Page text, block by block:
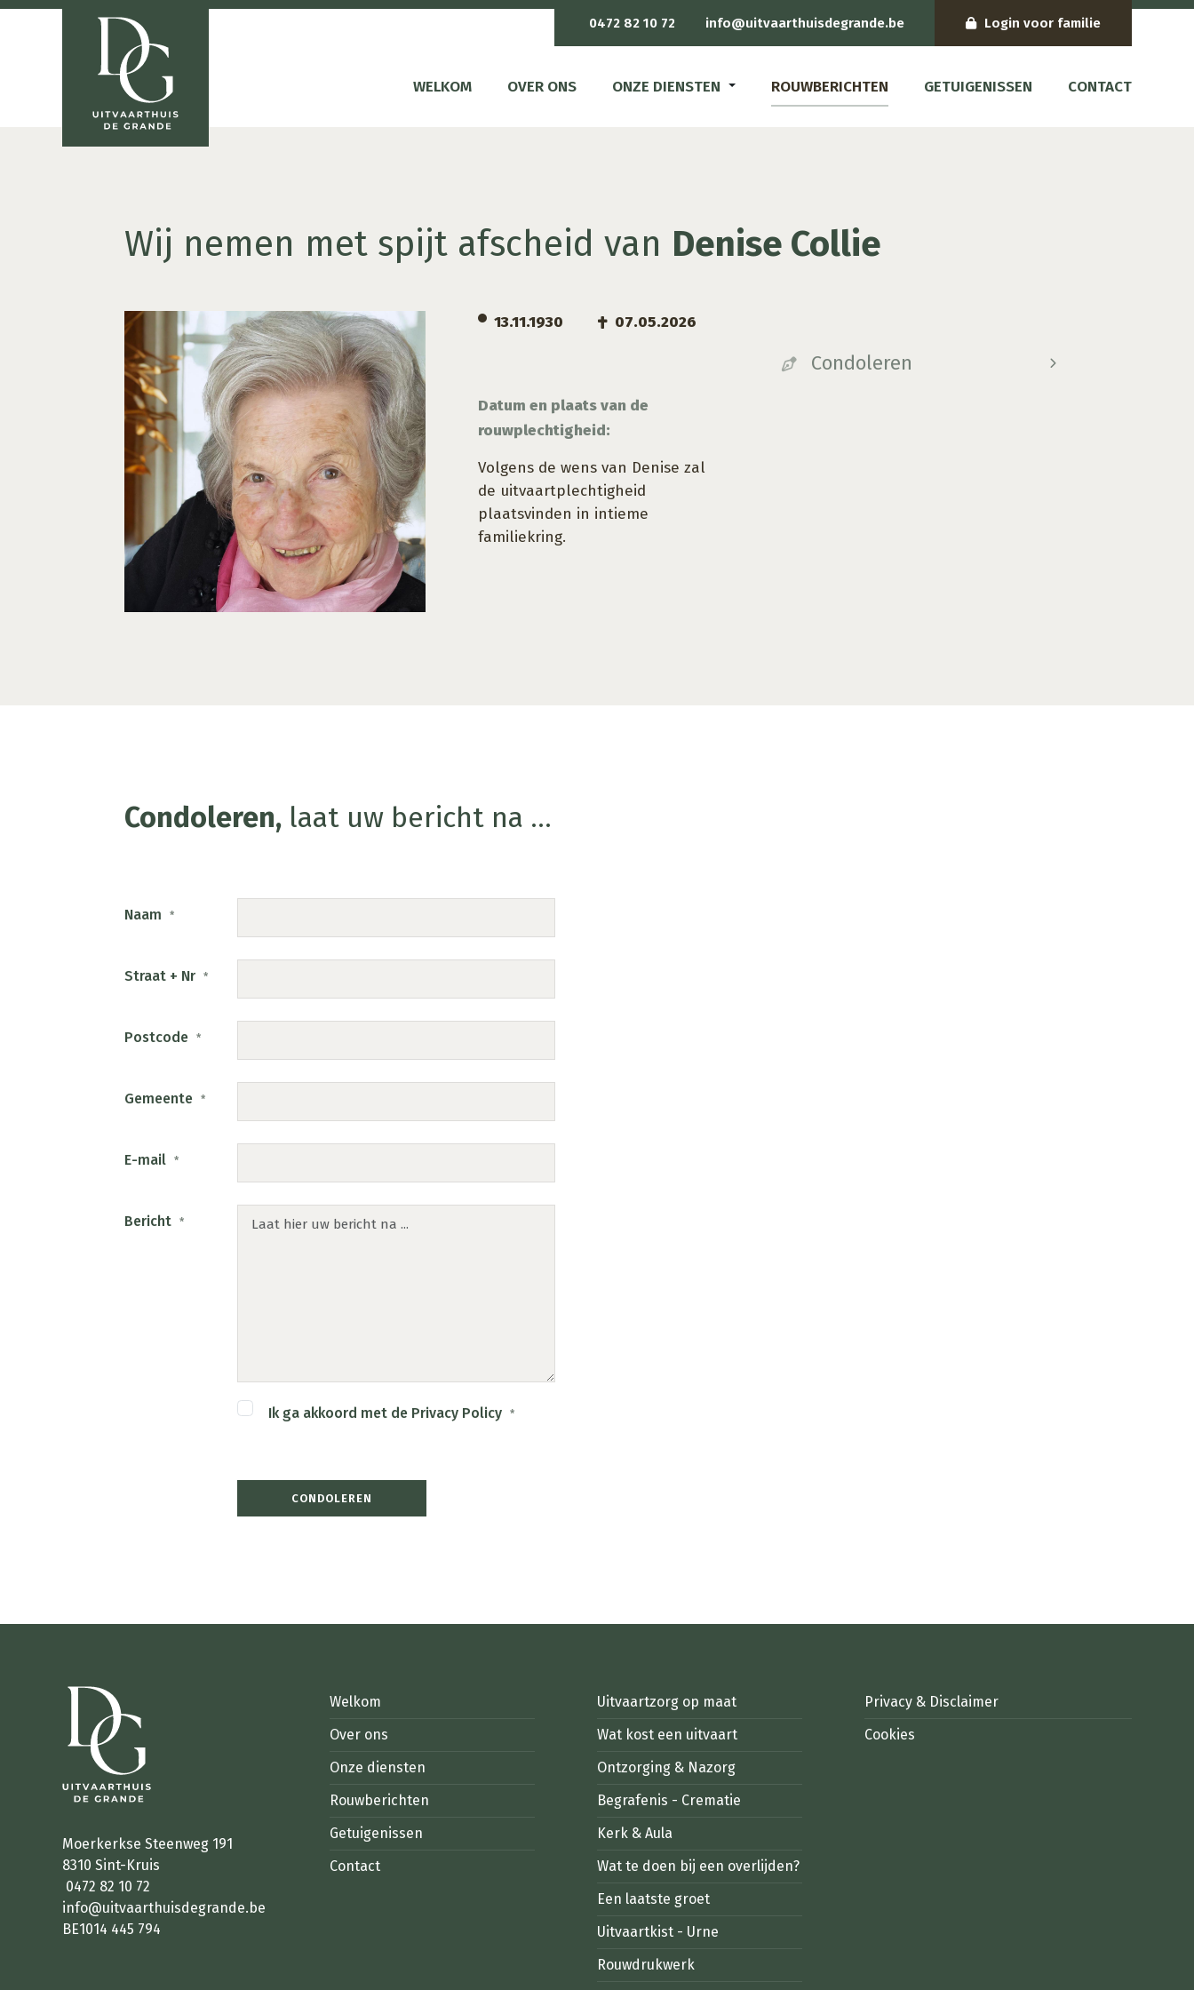
0472 82 10 72 info@uitvaarthuisdegrande.be Login voor familie
WELKOM OVER ONS ONZE DIENSTEN ROUWBERICHTEN GETUIGENISSEN CONTACT
Wij nemen met spijt afscheid van Denise Collie
13.11.1930 07.05.2026
Datum en plaats van de
rouwplechtigheid:
Volgens de wens van Denise zal
de uitvaartplechtigheid
plaatsvinden in intieme
familiekring.
Condoleren
Condoleren, laat uw bericht na ...
Naam *
Straat + Nr *
Postcode *
Gemeente *
E-mail *
Bericht *
Ik ga akkoord met de Privacy Policy *
Moerkerkse Steenweg 191
8310 Sint-Kruis
0472 82 10 72
info@uitvaarthuisdegrande.be
BE1014 445 794
Welkom
Over ons
Onze diensten
Rouwberichten
Getuigenissen
Contact
Uitvaartzorg op maat
Wat kost een uitvaart
Ontzorging & Nazorg
Begrafenis - Crematie
Kerk & Aula
Wat te doen bij een overlijden?
Een laatste groet
Uitvaartkist - Urne
Rouwdrukwerk
Privacy & Disclaimer
Cookies